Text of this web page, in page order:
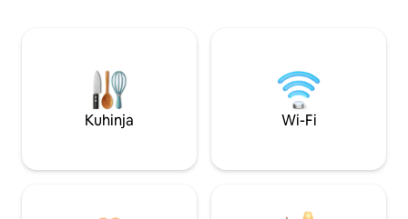
Kuhinja Wi-Fi